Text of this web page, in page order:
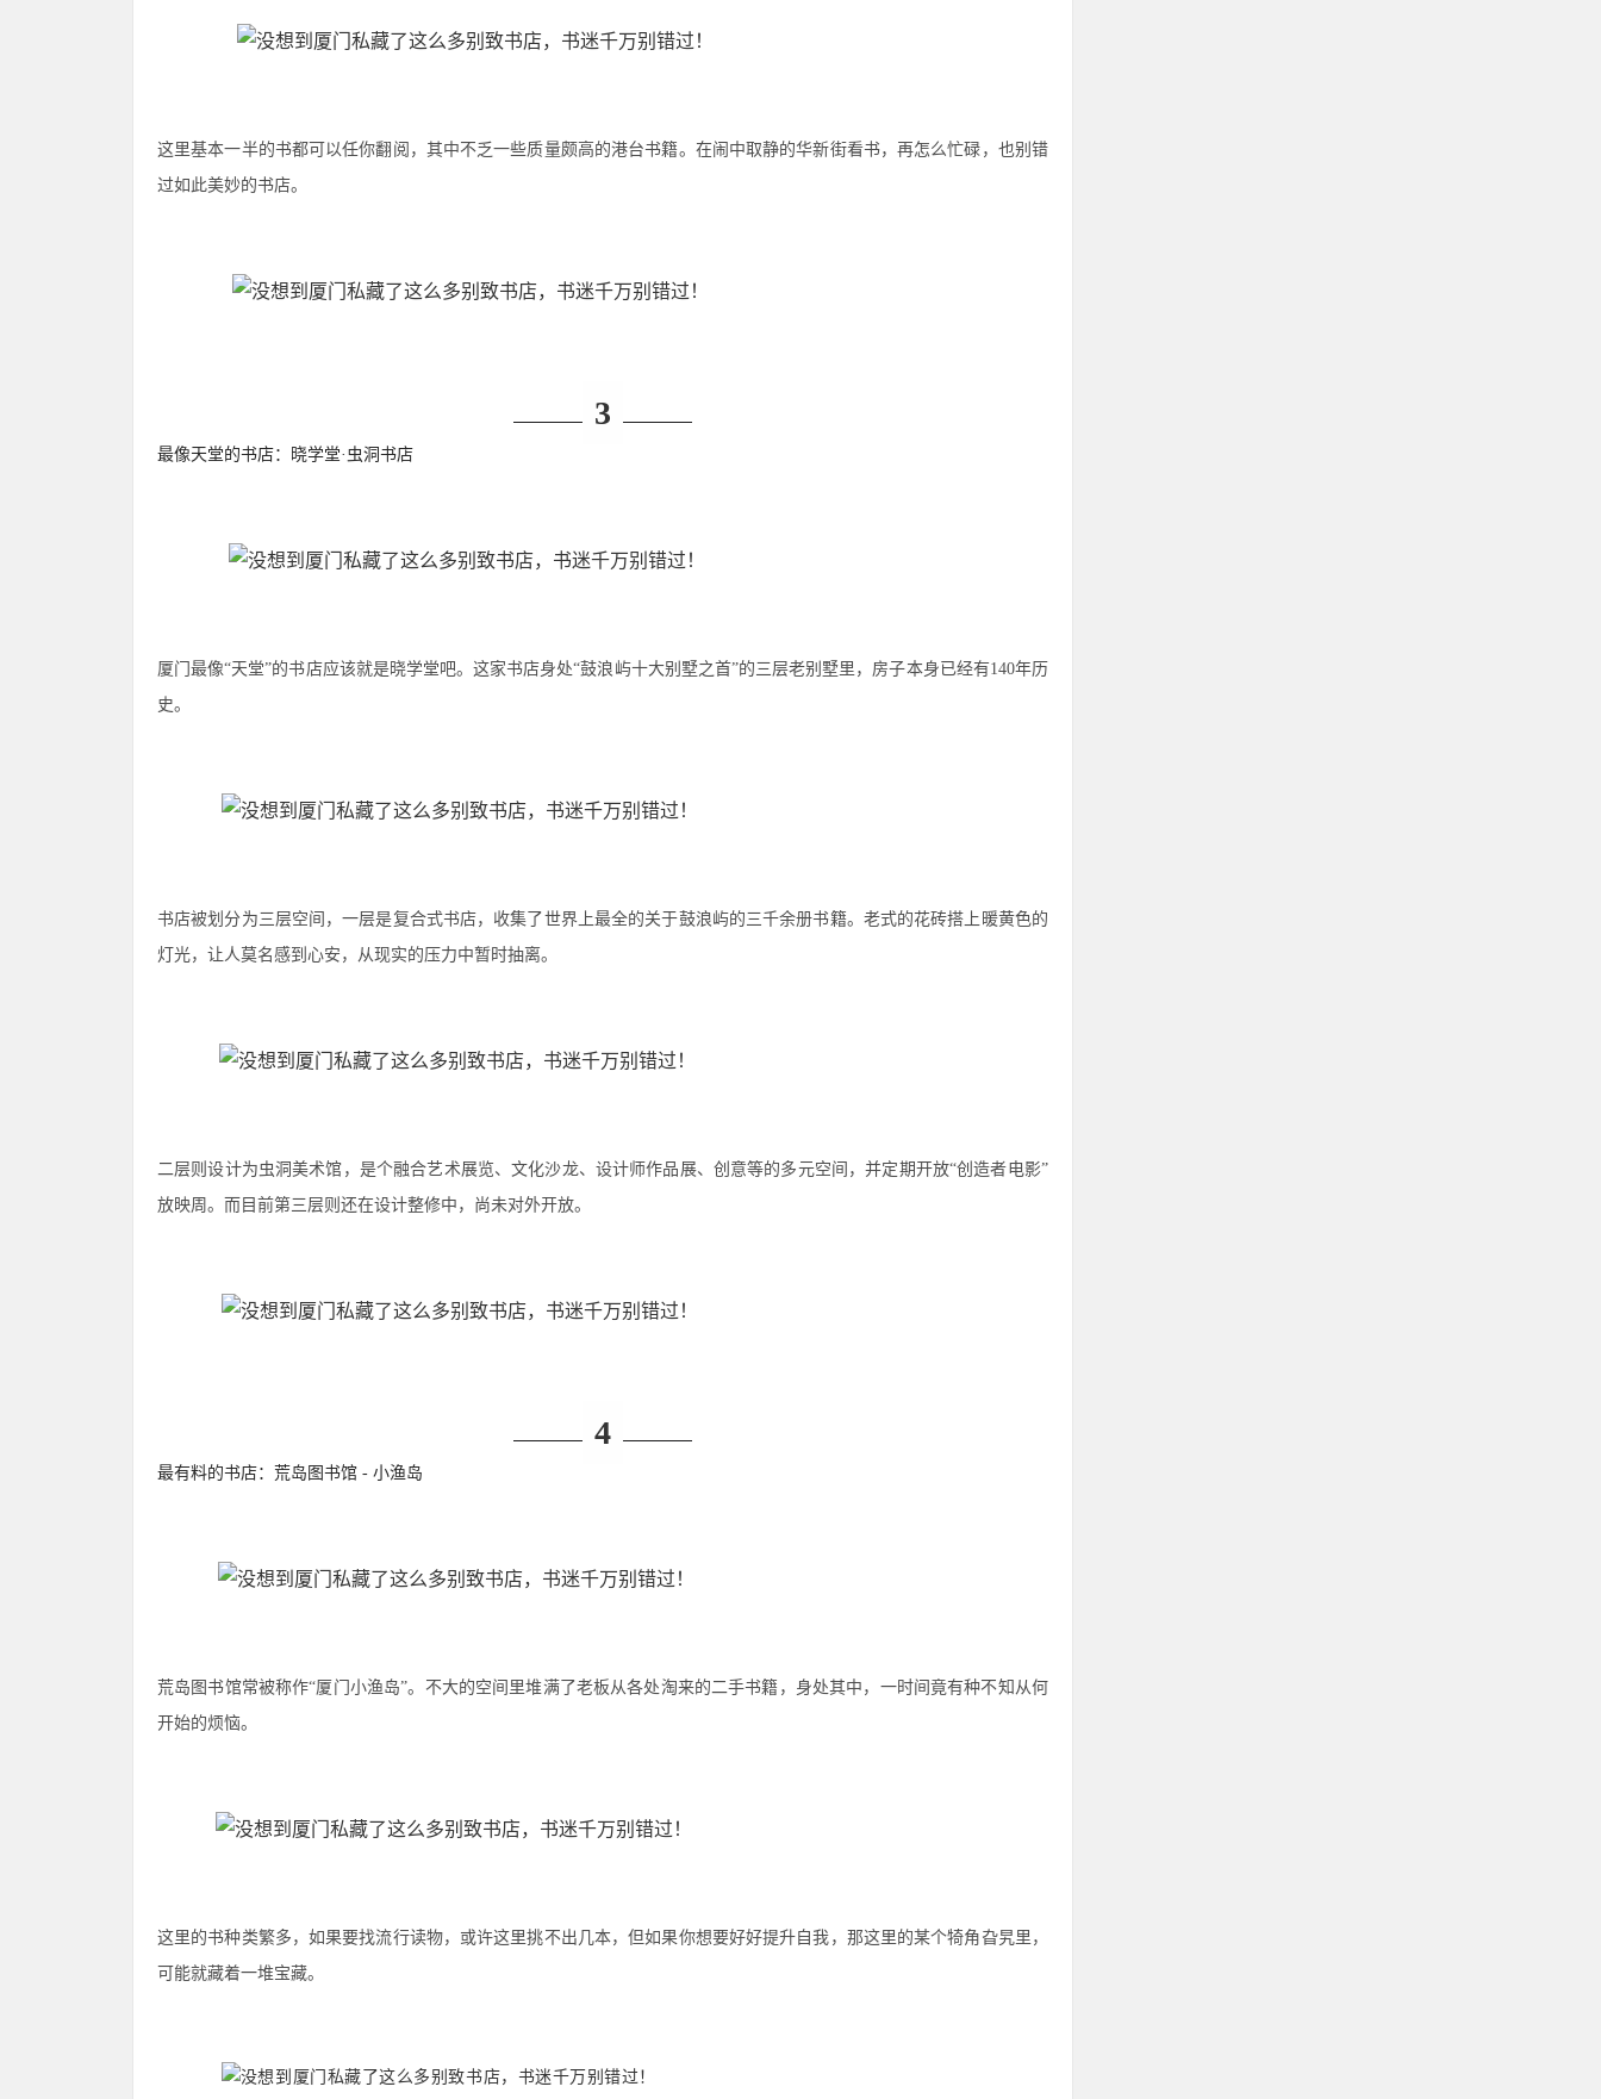
这里基本一半的书都可以任你翻阅，其中不乏一些质量颇高的港台书籍。在闹中取静的华新街看书，再怎么忙碌，也别错
过如此美妙的书店。
3
最像天堂的书店：晓学堂·虫洞书店
厦门最像“天堂”的书店应该就是晓学堂吧。这家书店身处“鼓浪屿十大别墅之首”的三层老别墅里，房子本身已经有140年历
史。
书店被划分为三层空间，一层是复合式书店，收集了世界上最全的关于鼓浪屿的三千余册书籍。老式的花砖搭上暖黄色的
灯光，让人莫名感到心安，从现实的压力中暂时抽离。
二层则设计为虫洞美术馆，是个融合艺术展览、文化沙龙、设计师作品展、创意等的多元空间，并定期开放“创造者电影”
放映周。而目前第三层则还在设计整修中，尚未对外开放。
4
最有料的书店：荒岛图书馆 - 小渔岛
荒岛图书馆常被称作“厦门小渔岛”。不大的空间里堆满了老板从各处淘来的二手书籍，身处其中，一时间竟有种不知从何
开始的烦恼。
这里的书种类繁多，如果要找流行读物，或许这里挑不出几本，但如果你想要好好提升自我，那这里的某个犄角旮旯里，
可能就藏着一堆宝藏。